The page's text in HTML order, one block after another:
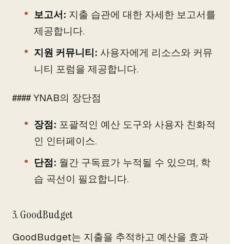
보고서: 지출 습관에 대한 자세한 보고서를
제공합니다.
지원 커뮤니티: 사용자에게 리소스와 커뮤
니티 포럼을 제공합니다.
#### YNAB의 장단점
장점: 포괄적인 예산 도구와 사용자 친화적
인 인터페이스.
단점: 월간 구독료가 누적될 수 있으며, 학
습 곡선이 필요합니다.
3. GoodBudget
GoodBudget는 지출을 추적하고 예산을 효과